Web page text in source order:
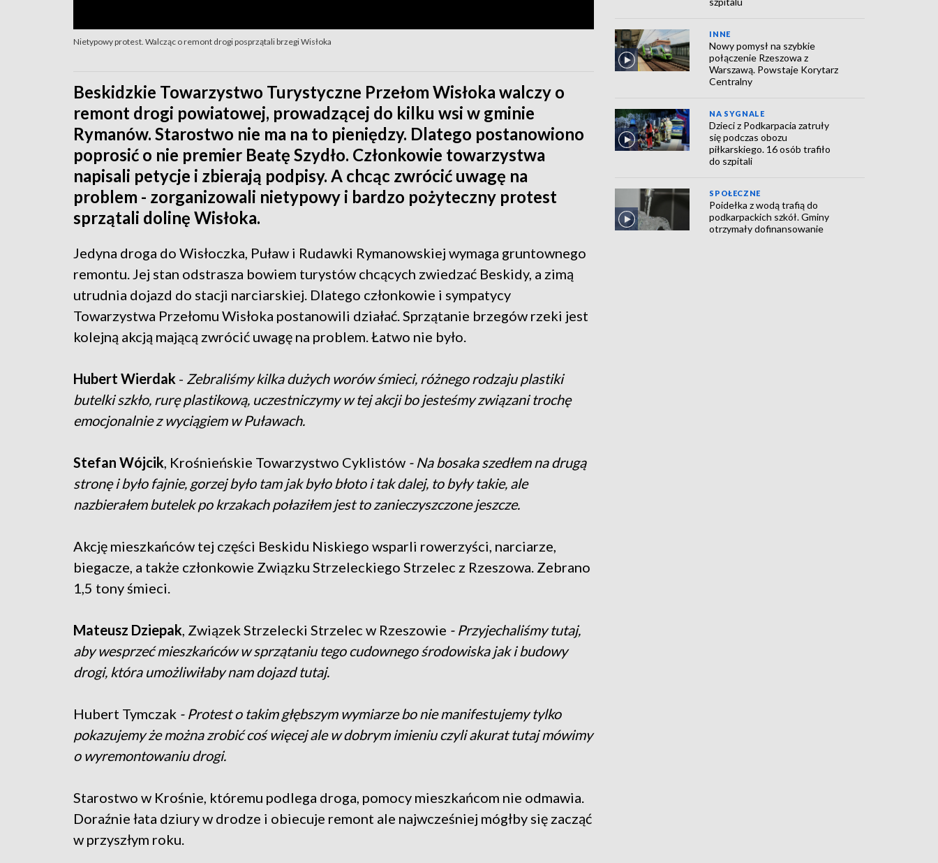
Nietypowy protest. Walcząc o remont drogi posprzątali brzegi Wisłoka
Beskidzkie Towarzystwo Turystyczne Przełom Wisłoka walczy o
remont drogi powiatowej, prowadzącej do kilku wsi w gminie
Rymanów. Starostwo nie ma na to pieniędzy. Dlatego postanowiono
poprosić o nie premier Beatę Szydło. Członkowie towarzystwa
napisali petycje i zbierają podpisy. A chcąc zwrócić uwagę na
problem - zorganizowali nietypowy i bardzo pożyteczny protest
sprzątali dolinę Wisłoka.
Jedyna droga do Wisłoczka, Puław i Rudawki Rymanowskiej wymaga gruntownego
remontu. Jej stan odstrasza bowiem turystów chcących zwiedzać Beskidy, a zimą
utrudnia dojazd do stacji narciarskiej. Dlatego członkowie i sympatycy
Towarzystwa Przełomu Wisłoka postanowili działać. Sprzątanie brzegów rzeki jest
kolejną akcją mającą zwrócić uwagę na problem. Łatwo nie było.
Hubert Wierdak - Zebraliśmy kilka dużych worów śmieci, różnego rodzaju plastiki
butelki szkło, rurę plastikową, uczestniczymy w tej akcji bo jesteśmy związani trochę
emocjonalnie z wyciągiem w Puławach.
Stefan Wójcik , Krośnieńskie Towarzystwo Cyklistów - Na bosaka szedłem na drugą
stronę i było fajnie, gorzej było tam jak było błoto i tak dalej, to były takie, ale
nazbierałem butelek po krzakach połaziłem jest to zanieczyszczone jeszcze.
Akcję mieszkańców tej części Beskidu Niskiego wsparli rowerzyści, narciarze,
biegacze, a także członkowie Związku Strzeleckiego Strzelec z Rzeszowa. Zebrano
1,5 tony śmieci.
Mateusz Dziepak , Związek Strzelecki Strzelec w Rzeszowie - Przyjechaliśmy tutaj,
aby wesprzeć mieszkańców w sprzątaniu tego cudownego środowiska jak i budowy
drogi, która umożliwiłaby nam dojazd tutaj.
Hubert Tymczak - Protest o takim głębszym wymiarze bo nie manifestujemy tylko
pokazujemy że można zrobić coś więcej ale w dobrym imieniu czyli akurat tutaj mówimy
o wyremontowaniu drogi.
Starostwo w Krośnie, któremu podlega droga, pomocy mieszkańcom nie odmawia.
Doraźnie łata dziury w drodze i obiecuje remont ale najwcześniej mógłby się zacząć
w przyszłym roku.
INNE
Nowy pomysł na szybkie
połączenie Rzeszowa z
Warszawą. Powstaje Korytarz
Centralny
NA SYGNALE
Dzieci z Podkarpacia zatruły
się podczas obozu
piłkarskiego. 16 osób trafiło
do szpitali
SPOŁECZNE
Poidełka z wodą trafią do
podkarpackich szkół. Gminy
otrzymały dofinansowanie